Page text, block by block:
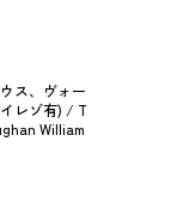
ス、ヴォー
レゾ有) / T
William